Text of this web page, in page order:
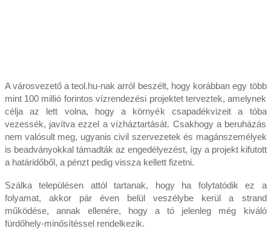
A városvezető a teol.hu-nak arról beszélt, hogy korábban egy több
mint 100 millió forintos vízrendezési projektet terveztek, amelynek
célja az lett volna, hogy a környék csapadékvizeit a tóba
vezessék, javítva ezzel a vízháztartását. Csakhogy a beruházás
nem valósult meg, ugyanis civil szervezetek és magánszemélyek
is beadványokkal támadták az engedélyezést, így a projekt kifutott
a határidőből, a pénzt pedig vissza kellett fizetni.
Szálka településen attól tartanak, hogy ha folytatódik ez a
folyamat, akkor pár éven belül veszélybe kerül a strand
működése, annak ellenére, hogy a tó jelenleg még kiváló
fürdőhely-minősítéssel rendelkezik.